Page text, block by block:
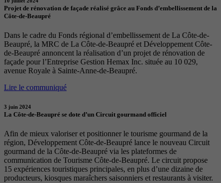
Projet de rénovation de façade réalisé grâce au Fonds d’embellissement de la
Côte-de-Beaupré
Dans le cadre du Fonds régional d’embellissement de La Côte-de-
Beaupré, la MRC de La Côte-de-Beaupré et Développement Côte-
de-Beaupré annoncent la réalisation d’un projet de rénovation de
façade pour l’Entreprise Gestion Hemax Inc. située au 10 029,
avenue Royale à Sainte-Anne-de-Beaupré.
Lire le communiqué
3 juin 2024
La Côte-de-Beaupré se dote d’un Circuit gourmand officiel
Afin de mieux valoriser et positionner le tourisme gourmand de la
région, Développement Côte-de-Beaupré lance le nouveau Circuit
gourmand de la Côte-de-Beaupré via les plateformes de
communication de Tourisme Côte-de-Beaupré. Le circuit propose
15 expériences touristiques principales, en plus d’une dizaine de
producteurs, kiosques maraîchers saisonniers et restaurants à visiter.